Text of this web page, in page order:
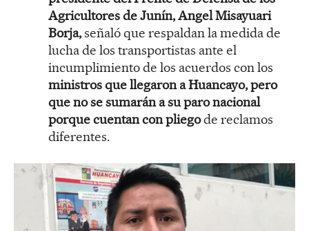
Agricultores de Junín, Angel Misayuari
Borja,señaló que respaldan la medida de
lucha de los transportistas ante el
incumplimiento de los acuerdos con los
ministros que llegaron a Huancayo, pero
que no se sumarán a su paro nacional
porque cuentan con pliegode reclamos
diferentes.